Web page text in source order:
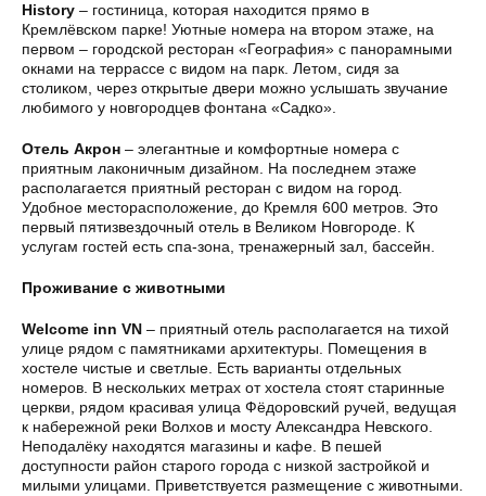
History – гостиница, которая находится прямо в
Кремлёвском парке! Уютные номера на втором этаже, на
первом – городской ресторан «География» с панорамными
окнами на террассе с видом на парк. Летом, сидя за
столиком, через открытые двери можно услышать звучание
любимого у новгородцев фонтана «Садко».
Отель Акрон – элегантные и комфортные номера с
приятным лаконичным дизайном. На последнем этаже
располагается приятный ресторан с видом на город.
Удобное месторасположение, до Кремля 600 метров. Это
первый пятизвездочный отель в Великом Новгороде. К
услугам гостей есть спа-зона, тренажерный зал, бассейн.
Проживание с животными
Welcome inn VN – приятный отель располагается на тихой
улице рядом с памятниками архитектуры. Помещения в
хостеле чистые и светлые. Есть варианты отдельных
номеров. В нескольких метрах от хостела стоят старинные
церкви, рядом красивая улица Фёдоровский ручей, ведущая
к набережной реки Волхов и мосту Александра Невского.
Неподалёку находятся магазины и кафе. В пешей
доступности район старого города с низкой застройкой и
милыми улицами. Приветствуется размещение с животными.